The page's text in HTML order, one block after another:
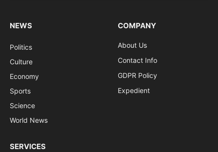
NEWS
Politics
Culture
Economy
Sports
Science
World News
COMPANY
About Us
Contact Info
GDPR Policy
Expedient
SERVICES